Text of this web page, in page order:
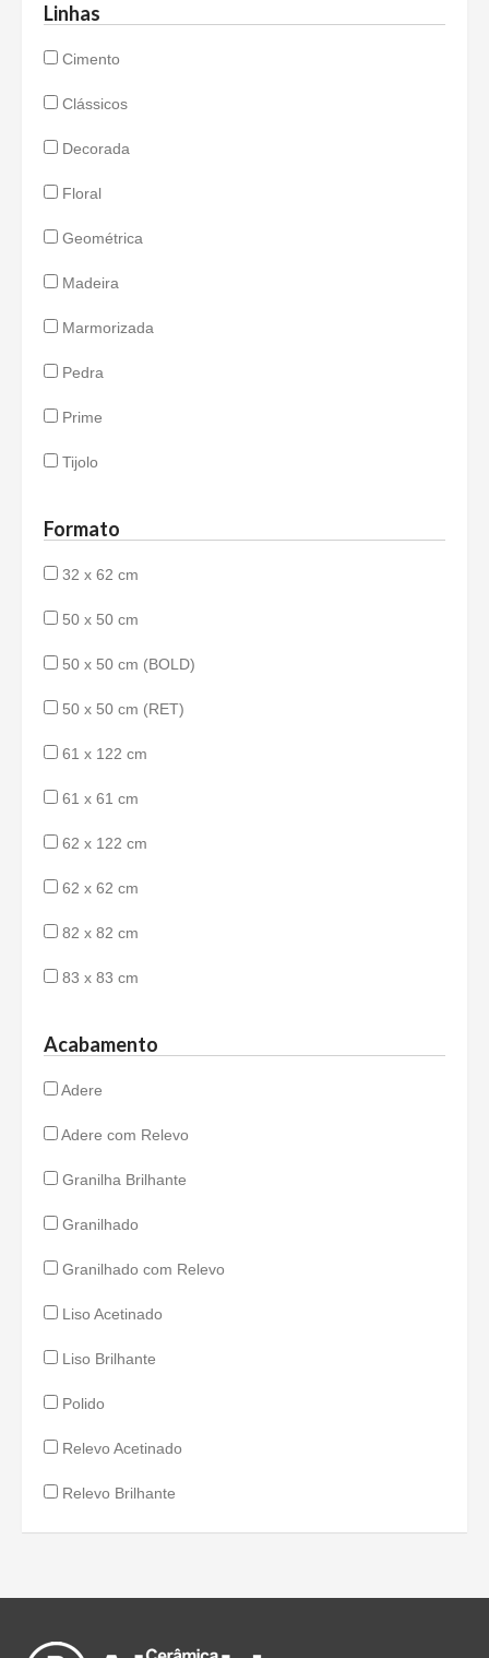
Linhas
Cimento
Clássicos
Decorada
Floral
Geométrica
Madeira
Marmorizada
Pedra
Prime
Tijolo
Formato
32 x 62 cm
50 x 50 cm
50 x 50 cm (BOLD)
50 x 50 cm (RET)
61 x 122 cm
61 x 61 cm
62 x 122 cm
62 x 62 cm
82 x 82 cm
83 x 83 cm
Acabamento
Adere
Adere com Relevo
Granilha Brilhante
Granilhado
Granilhado com Relevo
Liso Acetinado
Liso Brilhante
Polido
Relevo Acetinado
Relevo Brilhante